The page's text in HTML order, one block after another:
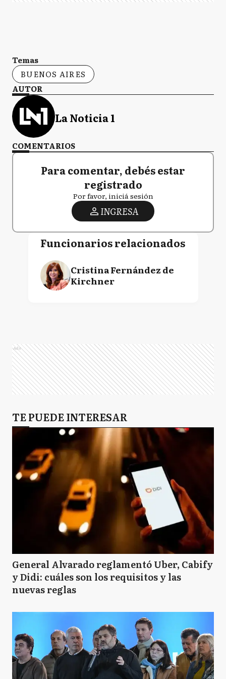
Temas
BUENOS AIRES
AUTOR
La Noticia 1
COMENTARIOS
Para comentar, debés estar
registrado
Por favor, iniciá sesión
INGRESA
Funcionarios relacionados
Cristina Fernández de
Kirchner
Ads
TE PUEDE INTERESAR
General Alvarado reglamentó Uber, Cabify
y Didi: cuáles son los requisitos y las
nuevas reglas